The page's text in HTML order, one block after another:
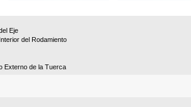
Eje
del Rodamiento
Externo de la Tuerca